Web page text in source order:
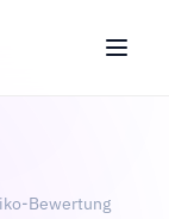
Bewertung